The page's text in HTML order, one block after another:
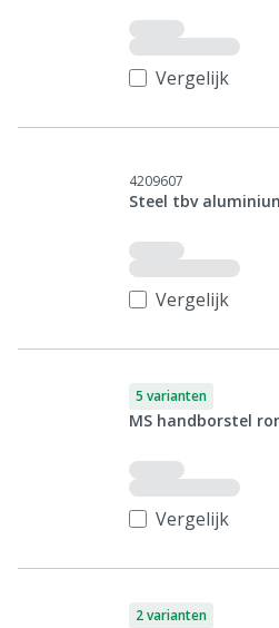
Vergelijk
4209607
Steel tbv
Vergelijk
5 varianten
MS handborstel
Vergelijk
2 varianten